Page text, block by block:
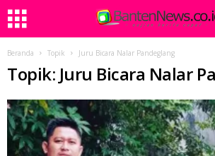
Beranda Topik Juru Bicara Nalar Pandeglang
Topik: Juru Bicara Nalar